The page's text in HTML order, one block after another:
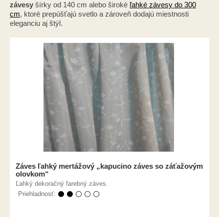
závesy šírky od 140 cm alebo široké ľahké závesy do 300
cm, ktoré prepúšťajú svetlo a zároveň dodajú miestnosti
eleganciu aj štýl.
Záves ľahký mertážový „kapucino záves so záťažovým
olovkom“
Ľahký dekoračný farebný záves.
Priehladnosť: ⚫ ⚫ ⚪ ⚪ ⚪